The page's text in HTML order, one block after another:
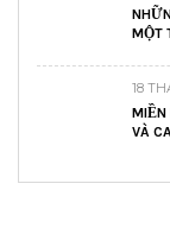
MỘT
18
MIỀN
VÀ